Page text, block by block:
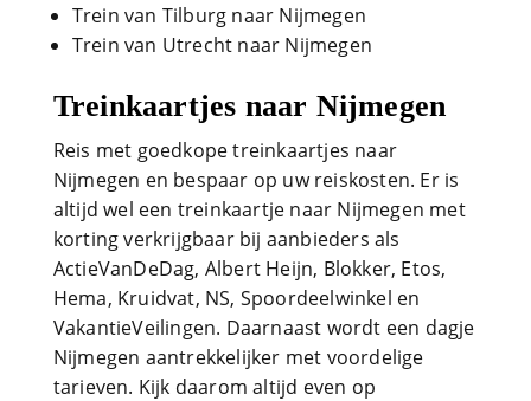
Trein van Tilburg naar Nijmegen
Trein van Utrecht naar Nijmegen
Treinkaartjes naar Nijmegen
Reis met goedkope treinkaartjes naar
Nijmegen en bespaar op uw reiskosten. Er is
altijd wel een treinkaartje naar Nijmegen met
korting verkrijgbaar bij aanbieders als
ActieVanDeDag, Albert Heijn, Blokker, Etos,
Hema, Kruidvat, NS, Spoordeelwinkel en
VakantieVeilingen. Daarnaast wordt een dagje
Nijmegen aantrekkelijker met voordelige
tarieven. Kijk daarom altijd even op